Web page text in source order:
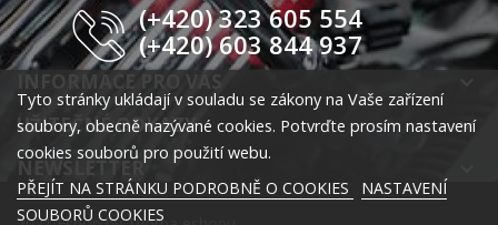
(+420) 323 605 554
(+420) 603 844 937
INFORMACE PRO VÁS keyboard_arrow_down
UŽITEČNÉ ODKAZY keyboard_arrow_down
NEWSLETTER
Tyto stránky ukládají v souladu se zákony na Vaše zařízení
soubory, obecně nazývané cookies. Potvrďte prosím nastavení
cookies souborů pro použití webu.
PŘEJÍT NA STRÁNKU PODROBNĚ O COOKIES
NASTAVENÍ
SOUBORŮ COOKIES